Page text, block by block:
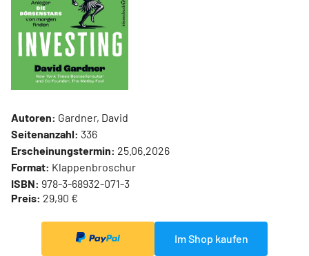
Autoren: Gardner, David
Seitenanzahl: 336
Erscheinungstermin: 25.06.2026
Format: Klappenbroschur
ISBN: 978-3-68932-071-3
Preis: 29,90 €
Im Shop kaufen